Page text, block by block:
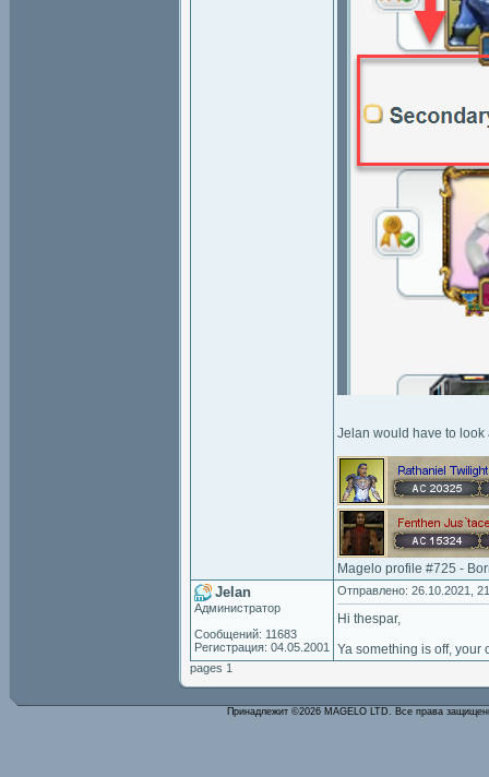
Jelan would have to look
Magelo profile #725 -
Jelan
Администратор
Сообщений: 11683
Регистрация: 04.05.2001
Отправлено: 26.10.2021,
Hi thespar,
Ya something is off, your
pages 1
Принадлежит ©2026 MAGELO LTD. Все права